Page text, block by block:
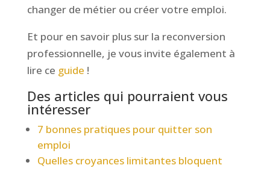
changer de métier ou créer votre emploi.
Et pour en savoir plus sur la reconversion
professionnelle, je vous invite également à
lire ce guide !
Des articles qui pourraient vous
intéresser
7 bonnes pratiques pour quitter son
emploi
Quelles croyances limitantes bloquent